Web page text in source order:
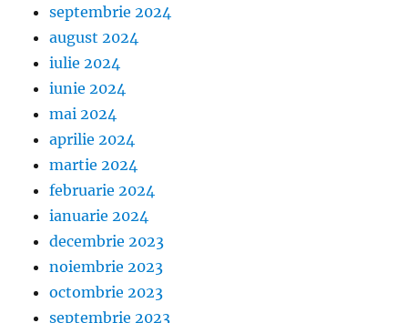
septembrie 2024
august 2024
iulie 2024
iunie 2024
mai 2024
aprilie 2024
martie 2024
februarie 2024
ianuarie 2024
decembrie 2023
noiembrie 2023
octombrie 2023
septembrie 2023